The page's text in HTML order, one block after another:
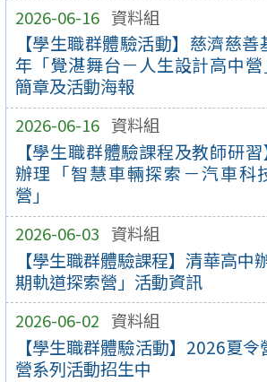
2026-06-16 資料組
【學生職群體驗活動】慈濟慈
年「覺湛舞台－人生設計高中
簡章及活動海報
2026-06-16 資料組
【學生職群體驗課程及教師研
辦理「智慧車輛探索－汽車科
營」
2026-06-03 資料組
【學生職群體驗課程】清華高中
期軌道探索營」活動資訊
2026-06-02 資料組
【學生職群體驗活動】2026夏
營系列活動招生中